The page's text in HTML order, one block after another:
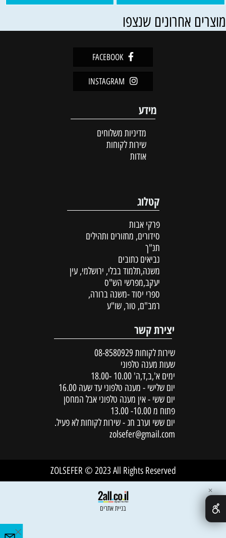
אחרונים שנצפו
FACEBOOK
INSTAGRAM
מידע
מדיניות משלוחים
שירות לקוחות
אודות
קטלוג
פרקי אבות
סידורים, מחזורים ותהילים
תנ"ך
נביאים כתובים
משנה,תלמוד בבלי, ירושלמי, עין
יעקב,מפרשי הש"ס
ספרי יסוד -משנה ברורה,
רמב"ם, טור, שו"ע
יצירת קשר
שירות לקוחות 08-8580929
שעות מענה טלפוני
ימים א',ב,ד,ה' 10.00 -18.00
יום שלישי - מענה טלפוני עד שעה 16.00
יום ששי - אין מענה טלפוני אבל המחסן
פתוח מ 10.00- 13.00
יום ששי וערב חג - שירות לקוחות לא פעיל.
zolsefer@gmail.com
ZOLSEFER © 2023 All Rights Reserved
בניית אתרים
✕